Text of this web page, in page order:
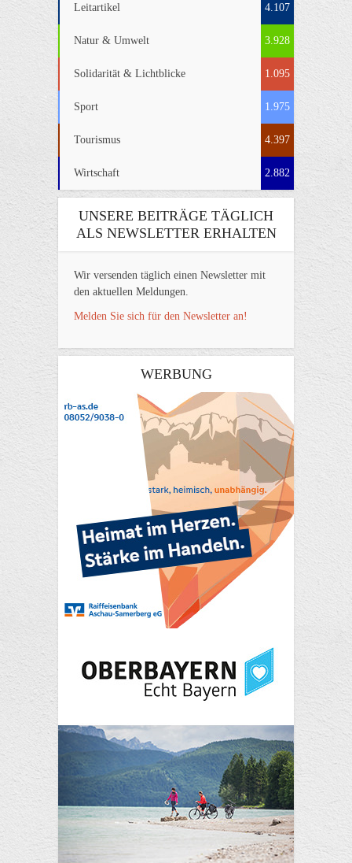
Leitartikel 4.107
Natur & Umwelt 3.928
Solidarität & Lichtblicke 1.095
Sport 1.975
Tourismus 4.397
Wirtschaft 2.882
UNSERE BEITRÄGE TÄGLICH
ALS NEWSLETTER ERHALTEN
Wir versenden täglich einen Newsletter mit
den aktuellen Meldungen.
Melden Sie sich für den Newsletter an!
WERBUNG